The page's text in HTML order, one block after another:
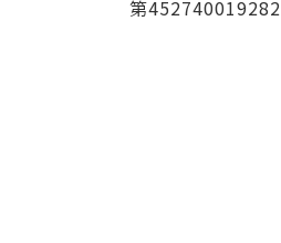
第452740019282